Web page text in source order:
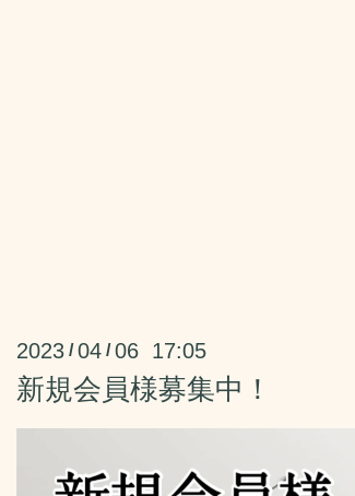
2023 /04 /06 17:05
新規会員様募集中！